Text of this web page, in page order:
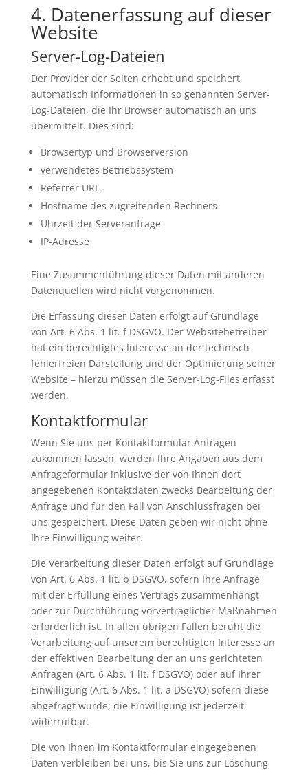
4. Datenerfassung auf dieser
Website
Server-Log-Dateien
Der Provider der Seiten erhebt und speichert
automatisch Informationen in so genannten Server-
Log-Dateien, die Ihr Browser automatisch an uns
übermittelt. Dies sind:
Browsertyp und Browserversion
verwendetes Betriebssystem
Referrer URL
Hostname des zugreifenden Rechners
Uhrzeit der Serveranfrage
IP-Adresse
Eine Zusammenführung dieser Daten mit anderen
Datenquellen wird nicht vorgenommen.
Die Erfassung dieser Daten erfolgt auf Grundlage
von Art. 6 Abs. 1 lit. f DSGVO. Der Websitebetreiber
hat ein berechtigtes Interesse an der technisch
fehlerfreien Darstellung und der Optimierung seiner
Website – hierzu müssen die Server-Log-Files erfasst
werden.
Kontaktformular
Wenn Sie uns per Kontaktformular Anfragen
zukommen lassen, werden Ihre Angaben aus dem
Anfrageformular inklusive der von Ihnen dort
angegebenen Kontaktdaten zwecks Bearbeitung der
Anfrage und für den Fall von Anschlussfragen bei
uns gespeichert. Diese Daten geben wir nicht ohne
Ihre Einwilligung weiter.
Die Verarbeitung dieser Daten erfolgt auf Grundlage
von Art. 6 Abs. 1 lit. b DSGVO, sofern Ihre Anfrage
mit der Erfüllung eines Vertrags zusammenhängt
oder zur Durchführung vorvertraglicher Maßnahmen
erforderlich ist. In allen übrigen Fällen beruht die
Verarbeitung auf unserem berechtigten Interesse an
der effektiven Bearbeitung der an uns gerichteten
Anfragen (Art. 6 Abs. 1 lit. f DSGVO) oder auf Ihrer
Einwilligung (Art. 6 Abs. 1 lit. a DSGVO) sofern diese
abgefragt wurde; die Einwilligung ist jederzeit
widerrufbar.
Die von Ihnen im Kontaktformular eingegebenen
Daten verbleiben bei uns, bis Sie uns zur Löschung